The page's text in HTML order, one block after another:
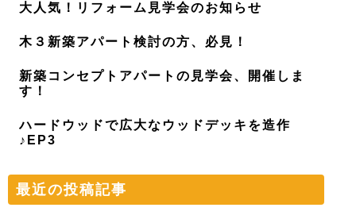
大人気！リフォーム見学会のお知らせ
木３新築アパート検討の方、必見！
新築コンセプトアパートの見学会、開催しま
す！
ハードウッドで広大なウッドデッキを造作
♪EP3
最近の投稿記事